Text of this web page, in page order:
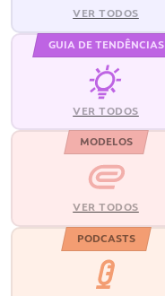
VER TODOS
GUIA DE TENDÊNCIAS
VER TODOS
MODELOS
VER TODOS
PODCASTS